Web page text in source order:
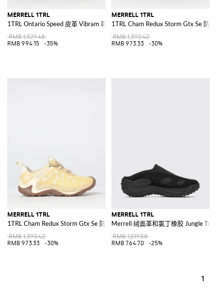
MERRELL 1TRL
1TRL Ontario Speed 皮革 Vibram 鞋底运动鞋
RMB 1,529.48
RMB 994.15
-35%
MERRELL 1TRL
1TRL Cham Redux Storm Gtx Se 防
RMB 1,390.42
RMB 973.33
-30%
MERRELL 1TRL
1TRL Cham Redux Storm Gtx Se 防水 Gore-tex® 面料运动鞋
RMB 1,390.42
RMB 973.33
-30%
MERRELL 1TRL
Merrell 绒面革和氯丁橡胶 Jungle
RMB 1,019.58
RMB 764.70
-25%
1